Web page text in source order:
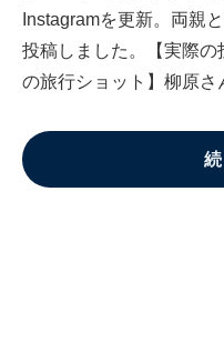
Instagramを更新。両親
投稿しました。【実際の
の旅行ショット】柳原さ